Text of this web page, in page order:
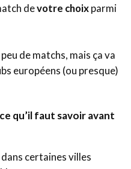
devotre choixparmi
de matchs, mais ça va
européens (ou presque)
qu’il faut savoir avant
certaines villes